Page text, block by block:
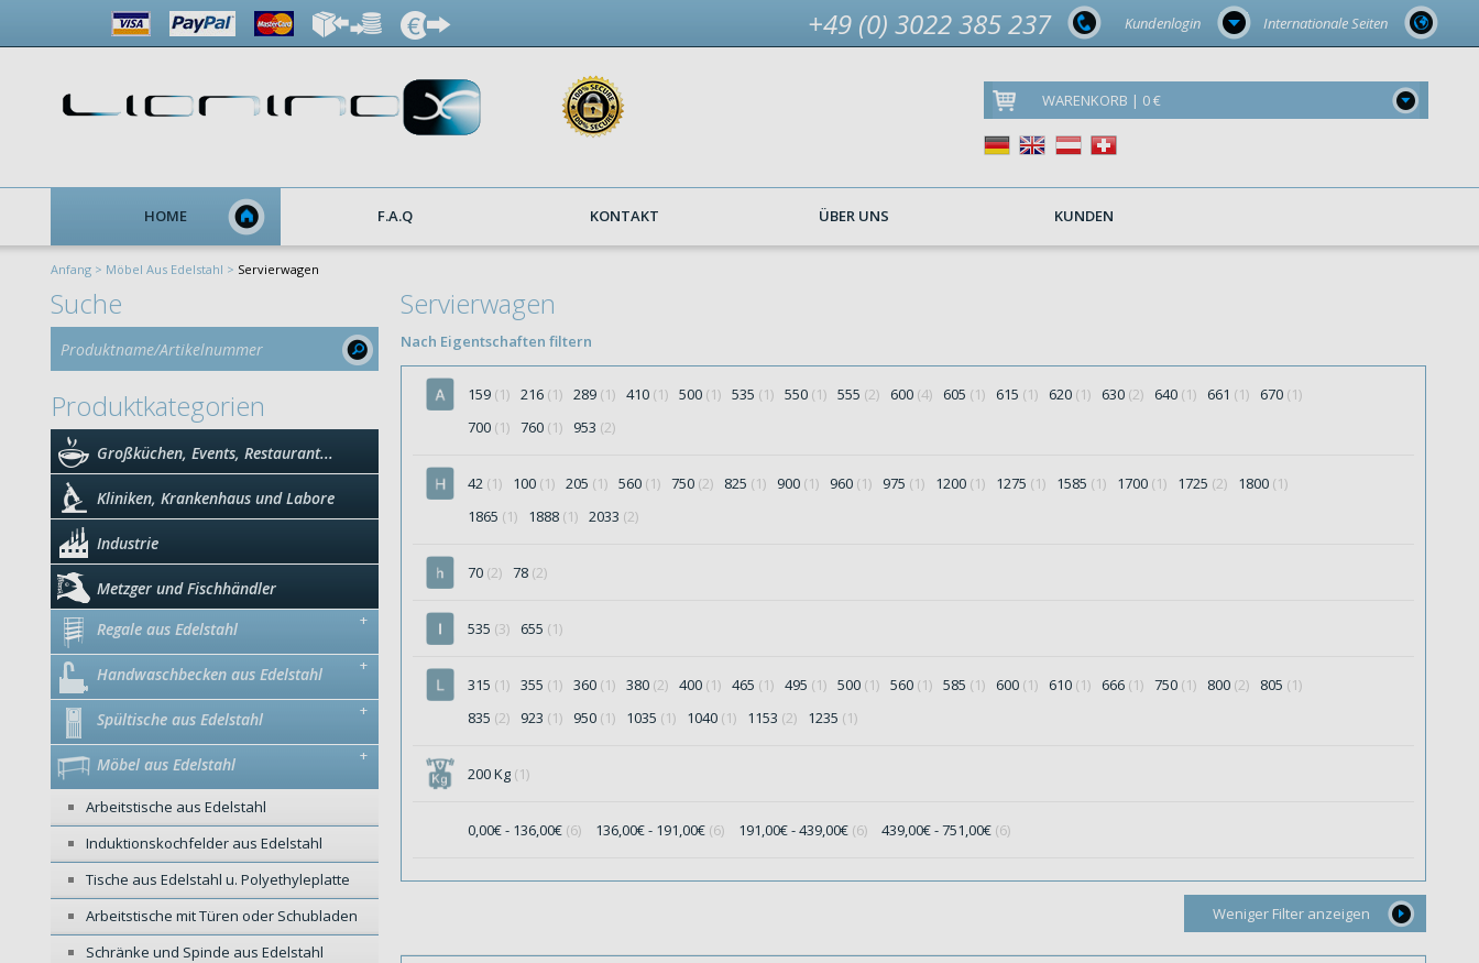
Internationale Seiten
Kundenlogin
+49 (0) 3022 385 237
WARENKORB | 0 €
HOME F.A.Q KONTAKT ÜBER UNS KUNDEN
Anfang > Möbel Aus Edelstahl > Servierwagen
Suche
Produktkategorien
Großküchen, Events, Restaurant...
Kliniken, Krankenhaus und Labore
Industrie
Metzger und Fischhändler
+
Regale aus Edelstahl
+
Handwaschbecken aus Edelstahl
+
Spültische aus Edelstahl
+
Möbel aus Edelstahl
Arbeitstische aus Edelstahl
Induktionskochfelder aus Edelstahl
Tische aus Edelstahl u. Polyethyleplatte
Arbeitstische mit Türen oder Schubladen
Schränke und Spinde aus Edelstahl
Servierwagen
Nach Eigentschaften filtern
159 (1) 216 (1) 289 (1) 410 (1) 500 (1) 535 (1) 550 (1) 555 (2) 600 (4) 605 (1) 615 (1) 620 (1) 630 (2) 640 (1) 661 (1) 670 (1)
700 (1) 760 (1) 953 (2)
42 (1) 100 (1) 205 (1) 560 (1) 750 (2) 825 (1) 900 (1) 960 (1) 975 (1) 1200 (1) 1275 (1) 1585 (1) 1700 (1) 1725 (2) 1800 (1)
1865 (1) 1888 (1) 2033 (2)
70 (2) 78 (2)
535 (3) 655 (1)
315 (1) 355 (1) 360 (1) 380 (2) 400 (1) 465 (1) 495 (1) 500 (1) 560 (1) 585 (1) 600 (1) 610 (1) 666 (1) 750 (1) 800 (2) 805 (1)
835 (2) 923 (1) 950 (1) 1035 (1) 1040 (1) 1153 (2) 1235 (1)
200 Kg (1)
0,00€ - 136,00€ (6) 136,00€ - 191,00€ (6) 191,00€ - 439,00€ (6) 439,00€ - 751,00€ (6)
Weniger Filter anzeigen